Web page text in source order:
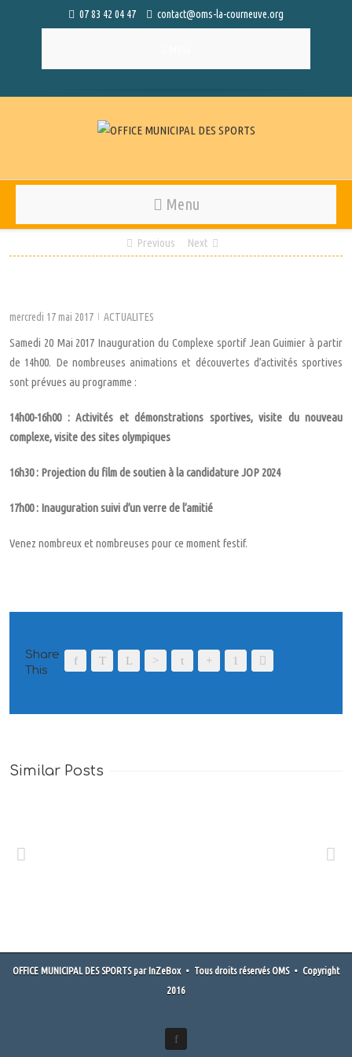
07 83 42 04 47 contact@oms-la-courneuve.org
Menu
Previous Next
mercredi 17 mai 2017 ACTUALITES
Samedi 20 Mai 2017 Inauguration du Complexe sportif Jean Guimier à partir
de 14h00. De nombreuses animations et découvertes d’activités sportives
sont prévues au programme :
14h00-16h00 : Activités et démonstrations sportives, visite du nouveau
complexe, visite des sites olympiques
16h30 : Projection du film de soutien à la candidature JOP 2024
17h00 : Inauguration suivi d’un verre de l’amitié
Venez nombreux et nombreuses pour ce moment festif.
Share
This
Similar Posts
OFFICE MUNICIPAL DES SPORTSpar InZeBox• Tous droits réservés OMS • Copyright
2016